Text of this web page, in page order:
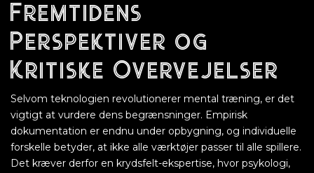
Fremtidens
Perspektiver og
Kritiske Overvejelser
Selvom teknologien revolutionerer mental træning, er det
vigtigt at vurdere dens begrænsninger. Empirisk
dokumentation er endnu under opbygning, og individuelle
forskelle betyder, at ikke alle værktøjer passer til alle spillere.
Det kræver derfor en krydsfelt-ekspertise, hvor psykologi,